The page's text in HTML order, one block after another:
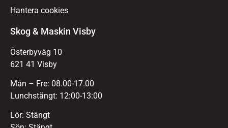
Hantera cookies
Skog & Maskin Visby
Österbyväg 10
621 41 Visby
Mån – Fre: 08.00-17.00
Lunchstängt: 12:00-13:00
Lör: Stängt